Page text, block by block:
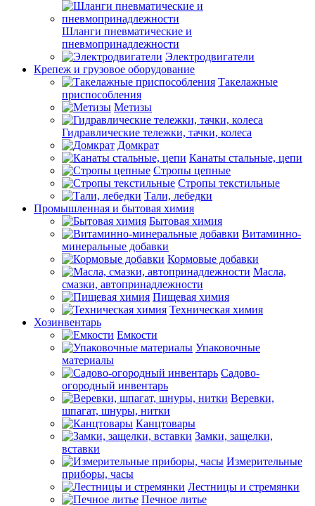
Шланги пневматические и
пневмопринадлежности
Электродвигатели
Крепеж и грузовое оборудование
Такелажные
приспособления
Метизы
Гидравлические тележки, тачки, колеса
Домкрат
Канаты стальные, цепи
Стропы цепные
Стропы текстильные
Тали, лебедки
Промышленная и бытовая химия
Бытовая химия
Витаминно-
минеральные добавки
Кормовые добавки
Масла,
смазки, автопринадлежности
Пищевая химия
Техническая химия
Хозинвентарь
Емкости
Упаковочные
материалы
Садово-
огородный инвентарь
Веревки,
шпагат, шнуры, нитки
Канцтовары
Замки, защелки,
вставки
Измерительные
приборы, часы
Лестницы и стремянки
Печное литье